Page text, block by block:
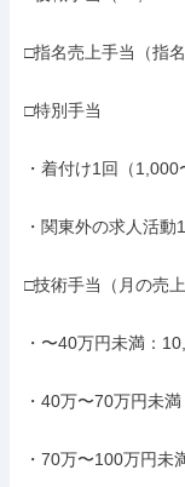
□指名売上手当（指
□特別手当
・着付け1回（1,000
・関東外の求人活動
□技術手当（月の売
・〜40万円未満：
・40万〜70万円未
・70万〜100万円未